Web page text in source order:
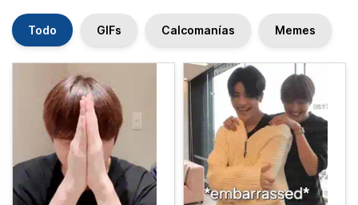
Todo GIFs Calcomanías Memes